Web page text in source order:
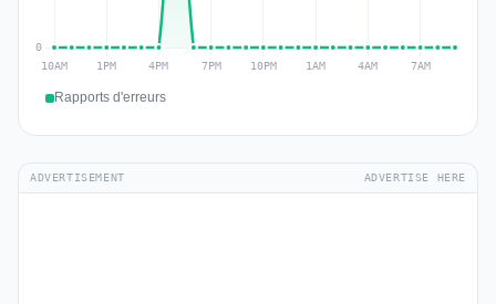
Rapports d'erreurs
ADVERTISEMENT ADVERTISE HERE